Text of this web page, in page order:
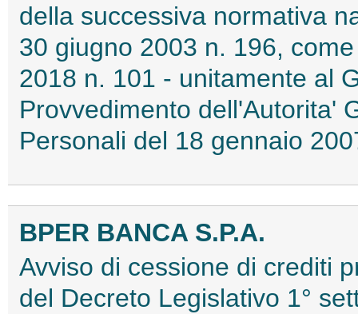
della successiva normativa
30 giugno 2003 n. 196,
2018 n. 101 - unitamente al
Provvedimento dell'Autorita'
Personali del 18 gennaio
BPER BANCA S.P.A.
Avviso di cessione di crediti
del Decreto Legislativo 1°